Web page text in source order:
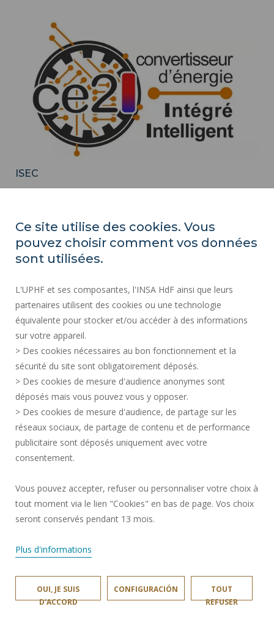
ISEC
IsiNat
lazyxEM
Ce site utilise des cookies. Vous
pouvez choisir comment vos données
sont utilisées.
L'UPHF et ses composantes, l'INSA HdF ainsi que leurs
partenaires utilisent des cookies ou une technologie
équivalente pour stocker et/ou accéder à des informations
sur votre appareil.
> Des cookies nécessaires au bon fonctionnement et la
sécurité du site sont obligatoirement déposés.
> Des cookies de mesure d'audience anonymes sont
déposés mais vous pouvez vous y opposer.
> Des cookies de mesure d'audience, de partage sur les
réseaux sociaux, de partage de contenu et de performance
publicitaire sont déposés uniquement avec votre
consentement.
Vous pouvez accepter, refuser ou personnaliser votre choix à
tout moment via le lien "Cookies" en bas de page. Vos choix
seront conservés pendant 13 mois.
Plus d'informations
OUI, JE SUIS
D'ACCORD
CONFIGURACIÓN
TOUT
REFUSER